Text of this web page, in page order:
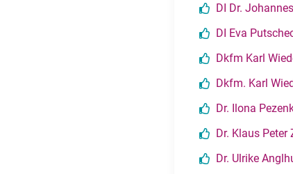
DI Dr.
DI Eva
Dkfm Karl
Dkfm. Karl
Dr. Ilona
Dr. Klaus Peter
Dr. Ulrike